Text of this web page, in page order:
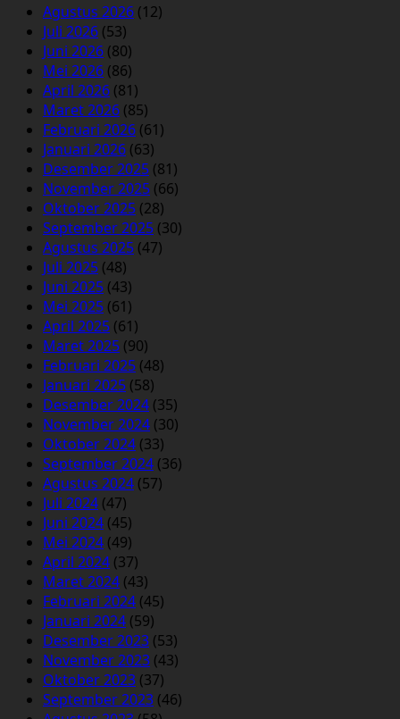
Agustus 2026 (12)
Juli 2026 (53)
Juni 2026 (80)
Mei 2026 (86)
April 2026 (81)
Maret 2026 (85)
Februari 2026 (61)
Januari 2026 (63)
Desember 2025 (81)
November 2025 (66)
Oktober 2025 (28)
September 2025 (30)
Agustus 2025 (47)
Juli 2025 (48)
Juni 2025 (43)
Mei 2025 (61)
April 2025 (61)
Maret 2025 (90)
Februari 2025 (48)
Januari 2025 (58)
Desember 2024 (35)
November 2024 (30)
Oktober 2024 (33)
September 2024 (36)
Agustus 2024 (57)
Juli 2024 (47)
Juni 2024 (45)
Mei 2024 (49)
April 2024 (37)
Maret 2024 (43)
Februari 2024 (45)
Januari 2024 (59)
Desember 2023 (53)
November 2023 (43)
Oktober 2023 (37)
September 2023 (46)